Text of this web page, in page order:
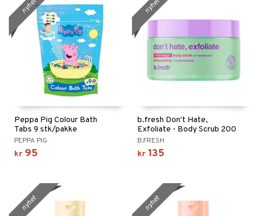
Peppa Pig Colour Bath
Tabs 9 stk/pakke
PEPPA PIG
kr 95
nyhet
b.fresh Don't Hate,
Exfoliate - Body Scrub 200
gram
B.FRESH
kr 135
nyhet
nyhet nyhet